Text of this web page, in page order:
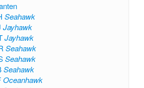
Seahawk
Jayhawk
Jayhawk
Seahawk
Seahawk
Seahawk
Oceanhawk